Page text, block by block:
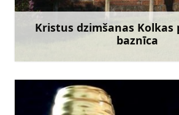
Kristus dzimšanas Kolkas
baznīca